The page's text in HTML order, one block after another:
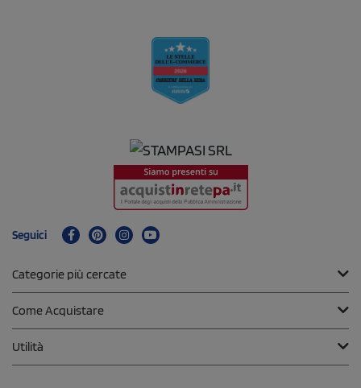
Seguici
Categorie più cercate
Come Acquistare
Utilità